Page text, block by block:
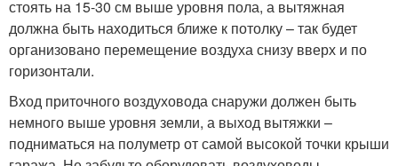
стоять на 15-30 см выше уровня пола, а вытяжная
должна быть находиться ближе к потолку – так будет
организовано перемещение воздуха снизу вверх и по
горизонтали.
Вход приточного воздуховода снаружи должен быть
немного выше уровня земли, а выход вытяжки –
подниматься на полуметр от самой высокой точки крыши